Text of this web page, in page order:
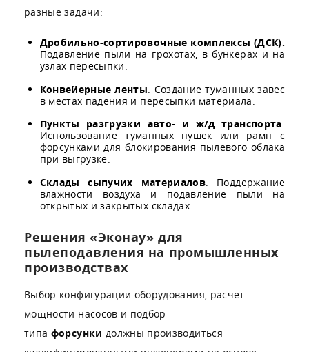
разные задачи:
Дробильно-сортировочные комплексы (ДСК).
Подавление пыли на грохотах, в бункерах и на
узлах пересыпки.
Конвейерные ленты . Создание туманных завес
в местах падения и пересыпки материала.
Пункты разгрузки авто- и ж/д транспорта.
Использование туманных пушек или рамп с
форсунками для блокирования пылевого облака
при выгрузке.
Склады сыпучих материалов. Поддержание
влажности воздуха и подавление пыли на
открытых и закрытых складах.
Решения «Эконау» для
пылеподавления на промышленных
производствах
Выбор конфигурации оборудования, расчет
мощности насосов и подбор
типа форсунки должны производиться